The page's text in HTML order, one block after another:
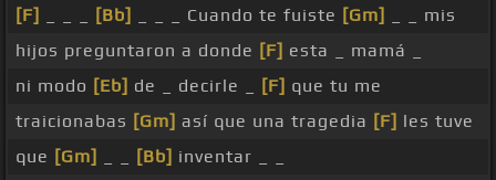
[F]
[Bb] _ _ _ Cuando te fuiste [Gm]
_ _ mis
hijos preguntaron a donde [F] esta _ mamá _
ni modo [Eb] de _ decirle _ [F] que tu me
traicionabas [Gm] así que una tragedia [F] les tuve
que [Gm] [Bb] inventar _ _